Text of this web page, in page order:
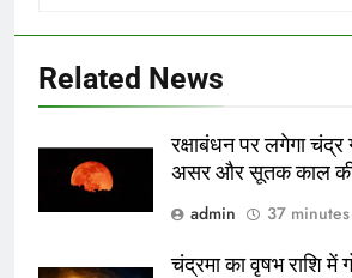
Related News
रक्षाबंधन पर लगेगा
असर और सूतक काल की
admin
37
चंद्रमा का वृषभ राशि में